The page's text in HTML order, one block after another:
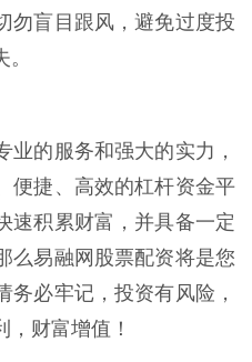
勿盲目跟风，避免过度投
业的服务和强大的实力，
便捷、高效的杠杆资金平
速积累财富，并具备一定
么易融网股票配资将是您
务必牢记，投资有风险，
财富增值！